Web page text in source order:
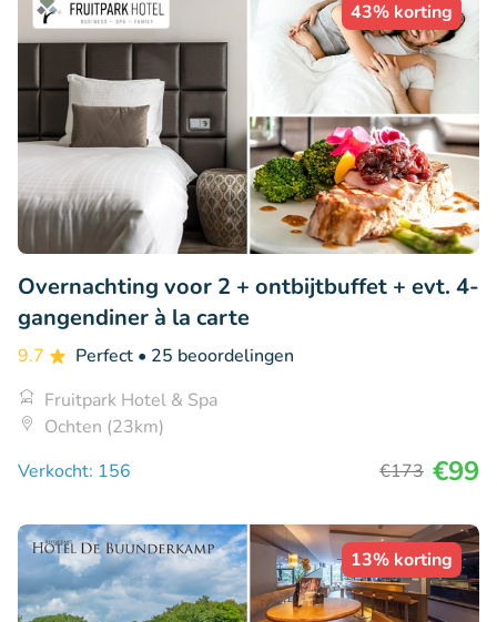
43% korting
Overnachting voor 2 + ontbijtbuffet + evt. 4-
gangendiner à la carte
9.7 Perfect • 25 beoordelingen
Fruitpark Hotel & Spa
Ochten (23km)
Verkocht: 156
€173 €99
13% korting